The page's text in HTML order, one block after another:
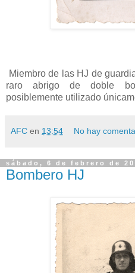
Miembro de las HJ de
raro abrigo de doble
posiblemente utilizado
AFC en 13:54 No hay
sábado, 6 de febrero de
Bombero HJ